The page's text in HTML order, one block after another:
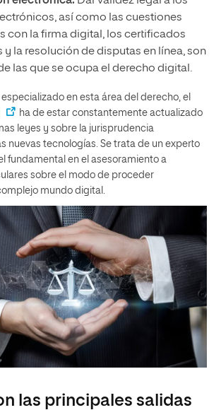
así como las cuestiones
con la firma digital, los certificados
la resolución de disputas en línea, son
las que se ocupa el derecho digital.
en esta área del derecho, el
ha de estar constantemente actualizado
leyes y sobre la jurisprudencia
nuevas tecnologías. Se trata de un experto
fundamental en el asesoramiento a
sobre el modo de proceder
mundo digital.
las principales salidas